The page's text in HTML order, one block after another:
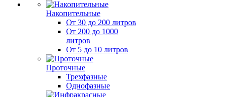
Накопительные
От 30 до 200 литров
От 200 до 1000
литров
От 5 до 10 литров
Проточные
Трехфазные
Однофазные